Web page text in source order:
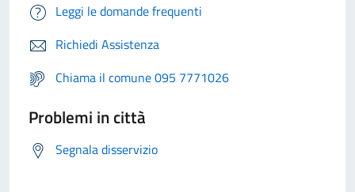
Leggi le domande frequenti
Richiedi Assistenza
Chiama il comune 095 7771026
Problemi in città
Segnala disservizio